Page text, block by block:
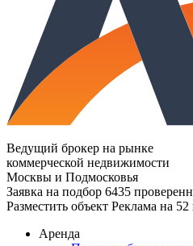
Ведущий брокер на рынке
коммерческой недвижимости
Москвы и Подмосковья
Заявка на подбор 6435
Разместить объект Реклама на 52
Аренда